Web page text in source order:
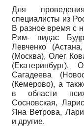
Для
специалисты из
В разное время с
Рим- видас
Левченко
(Москва), Олег
(Екатеринбург),
Сагадеева
(Кемерово), а
в области
Сосновская,
Яна Ветрова,
и другие.